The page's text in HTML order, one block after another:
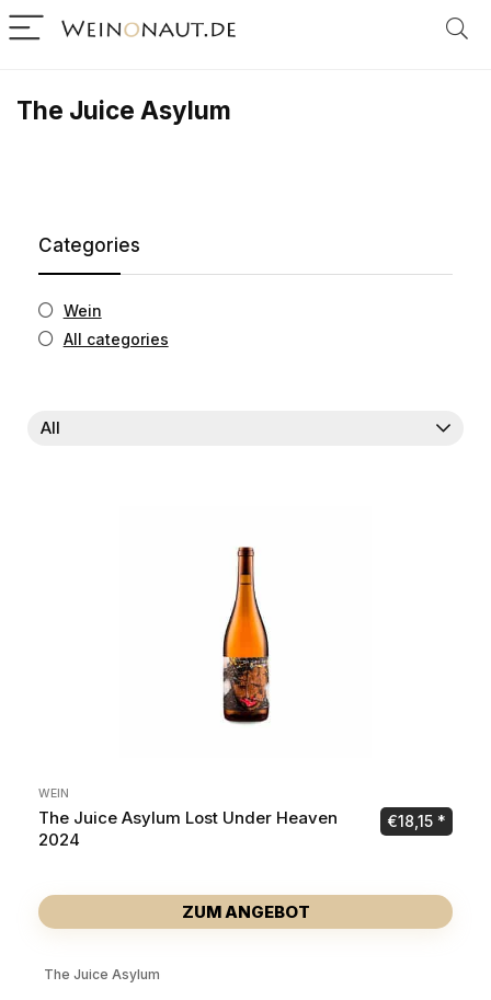
The Juice Asylum
Categories
Wein
All categories
All
WEIN
The Juice Asylum Lost Under Heaven
2024
€18,15
ZUM ANGEBOT
The Juice Asylum